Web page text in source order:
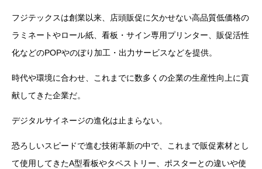
フジテックスは創業以来、店頭販促に欠かせない高品質低価格の
ラミネートやロール紙、看板・サイン専用プリンター、販促活性
化などのPOPやのぼり加工・出力サービスなどを提供。
時代や環境に合わせ、これまでに数多くの企業の生産性向上に貢
献してきた企業だ。
デジタルサイネージの進化は止まらない。
恐ろしいスピードで進む技術革新の中で、これまで販促素材とし
て使用してきたA型看板やタペストリー、ポスターとの違いや使